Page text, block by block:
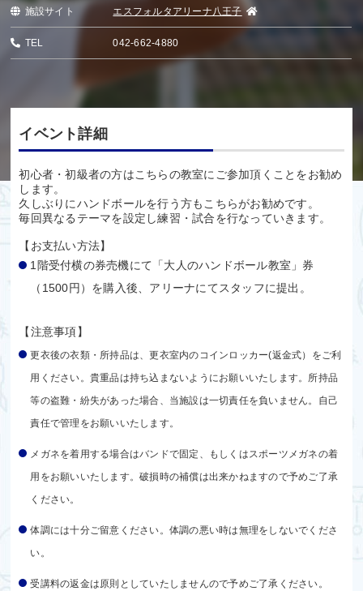
施設サイト エスフォルタアリーナ八王子
TEL 042-662-4880
イベント詳細
初心者・初級者の方はこちらの教室にご参加頂くことをお勧め
します。
久しぶりにハンドボールを行う方もこちらがお勧めです。
毎回異なるテーマを設定し練習・試合を行なっていきます。
【お支払い方法】
1階受付横の券売機にて「大人のハンドボール教室」券
（1500円）を購入後、アリーナにてスタッフに提出。
【注意事項】
更衣後の衣類・所持品は、更衣室内のコインロッカー(返金式）をご利
用ください。貴重品は持ち込まないようにお願いいたします。所持品
等の盗難・紛失があった場合、当施設は一切責任を負いません。自己
責任で管理をお願いいたします。
メガネを着用する場合はバンドで固定、もしくはスポーツメガネの着
用をお願いいたします。破損時の補償は出来かねますので予めご了承
ください。
体調には十分ご留意ください。体調の悪い時は無理をしないでくださ
い。
受講料の返金は原則としていたしませんので予めご了承ください。